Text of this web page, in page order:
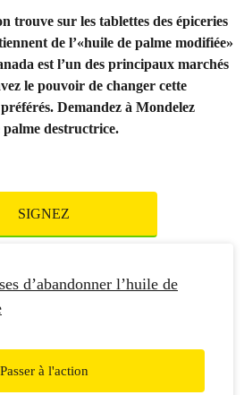
trouve sur les tablettes des épiceries
de l’«huile de palme modifiée»
est l’un des principaux marchés
le pouvoir de changer cette
Demandez à Mondelez
palme destructrice.
SIGNEZ
d’abandonner l’huile de
Passer à l'action